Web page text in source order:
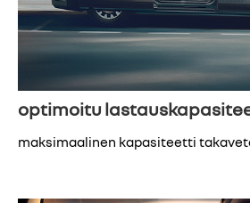
optimoitu
maksimaalinen kapasiteetti